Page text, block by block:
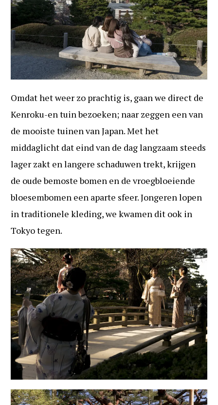
Omdat het weer zo prachtig is, gaan we direct de
Kenroku-en tuin bezoeken; naar zeggen een van
de mooiste tuinen van Japan. Met het
middaglicht dat eind van de dag langzaam steeds
lager zakt en langere schaduwen trekt, krijgen
de oude bemoste bomen en de vroegbloeiende
bloesembomen een aparte sfeer. Jongeren lopen
in traditionele kleding, we kwamen dit ook in
Tokyo tegen.